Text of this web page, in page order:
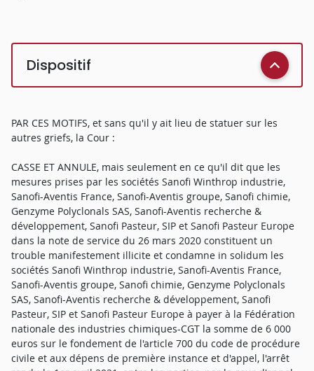
Dispositif
PAR CES MOTIFS, et sans qu'il y ait lieu de statuer sur les
autres griefs, la Cour :
CASSE ET ANNULE, mais seulement en ce qu'il dit que les
mesures prises par les sociétés Sanofi Winthrop industrie,
Sanofi-Aventis France, Sanofi-Aventis groupe, Sanofi chimie,
Genzyme Polyclonals SAS, Sanofi-Aventis recherche &
développement, Sanofi Pasteur, SIP et Sanofi Pasteur Europe
dans la note de service du 26 mars 2020 constituent un
trouble manifestement illicite et condamne in solidum les
sociétés Sanofi Winthrop industrie, Sanofi-Aventis France,
Sanofi-Aventis groupe, Sanofi chimie, Genzyme Polyclonals
SAS, Sanofi-Aventis recherche & développement, Sanofi
Pasteur, SIP et Sanofi Pasteur Europe à payer à la Fédération
nationale des industries chimiques-CGT la somme de 6 000
euros sur le fondement de l'article 700 du code de procédure
civile et aux dépens de première instance et d'appel, l'arrêt